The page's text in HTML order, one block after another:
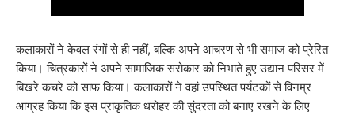
कलाकारों ने केवल रंगों से ही नहीं, बल्कि अपने आचरण से भी समाज को प्रेरित
किया। चित्रकारों ने अपने सामाजिक सरोकार को निभाते हुए उद्यान परिसर में
बिखरे कचरे को साफ किया। कलाकारों ने वहां उपस्थित पर्यटकों से विनम्र
आग्रह किया कि इस प्राकृतिक धरोहर की सुंदरता को बनाए रखने के लिए